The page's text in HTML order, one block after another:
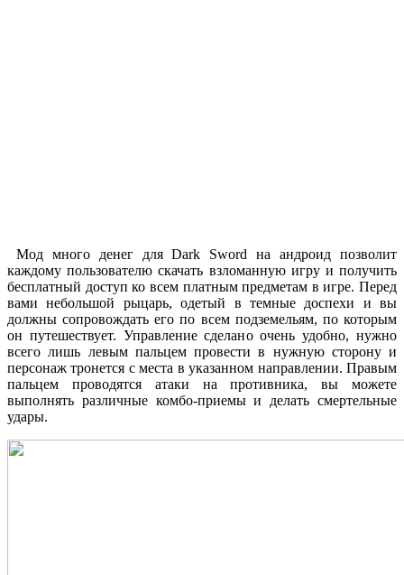
Мод много денег для Dark Sword на андроид позволит
каждому пользователю скачать взломанную игру и получить
бесплатный доступ ко всем платным предметам в игре. Перед
вами небольшой рыцарь, одетый в темные доспехи и вы
должны сопровождать его по всем подземельям, по которым
он путешествует. Управление сделано очень удобно, нужно
всего лишь левым пальцем провести в нужную сторону и
персонаж тронется с места в указанном направлении. Правым
пальцем проводятся атаки на противника, вы можете
выполнять различные комбо-приемы и делать смертельные
удары.